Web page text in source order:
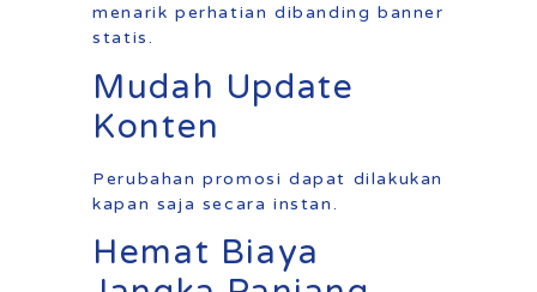
menarik perhatian dibanding banner
statis.
Mudah Update
Konten
Perubahan promosi dapat dilakukan
kapan saja secara instan.
Hemat Biaya